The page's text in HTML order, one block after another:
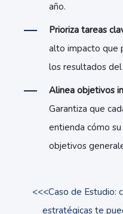
año.
Prioriza tareas
alto impacto que
los resultados
Alinea objetivos
Garantiza que
entienda cómo
objetivos
<<<Caso de Estudio:
estratégicas te